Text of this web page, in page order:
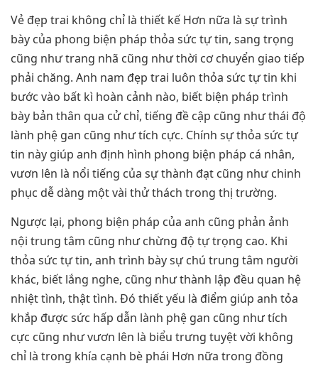
Vẻ đẹp trai không chỉ là thiết kế Hơn nữa là sự trình
bày của phong biện pháp thỏa sức tự tin, sang trọng
cũng như trang nhã cũng như thời cơ chuyển giao tiếp
phải chăng. Anh nam đẹp trai luôn thỏa sức tự tin khi
bước vào bất kì hoàn cảnh nào, biết biện pháp trình
bày bản thân qua cử chỉ, tiếng đề cập cũng như thái độ
lành phệ gan cũng như tích cực. Chính sự thỏa sức tự
tin này giúp anh định hình phong biện pháp cá nhân,
vươn lên là nổi tiếng của sự thành đạt cũng như chinh
phục dễ dàng một vài thử thách trong thị trường.
Ngược lại, phong biện pháp của anh cũng phản ảnh
nội trung tâm cũng như chừng độ tự trọng cao. Khi
thỏa sức tự tin, anh trình bày sự chú trung tâm người
khác, biết lắng nghe, cũng như thành lập đều quan hệ
nhiệt tình, thật tình. Đó thiết yếu là điểm giúp anh tỏa
khắp được sức hấp dẫn lành phệ gan cũng như tích
cực cũng như vươn lên là biểu trưng tuyệt vời không
chỉ là trong khía cạnh bè phái Hơn nữa trong đồng